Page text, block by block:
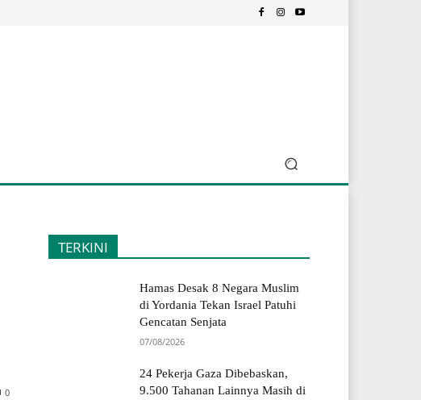
0
TERKINI
Hamas Desak 8 Negara Muslim
di Yordania Tekan Israel Patuhi
Gencatan Senjata
07/08/2026
24 Pekerja Gaza Dibebaskan,
9.500 Tahanan Lainnya Masih di